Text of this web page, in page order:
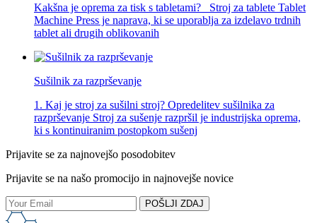
Kakšna je oprema za tisk s tabletami? Stroj za tablete Tablet
Machine Press je naprava, ki se uporablja za izdelavo trdnih
tablet ali drugih oblikovanih
Sušilnik za razprševanje
1. Kaj je stroj za sušilni stroj? Opredelitev sušilnika za
razprševanje Stroj za sušenje razpršil je industrijska oprema,
ki s kontinuiranim postopkom sušenj
Prijavite se za najnovejšo posodobitev
Prijavite se na našo promocijo in najnovejše novice
POŠLJI ZDAJ